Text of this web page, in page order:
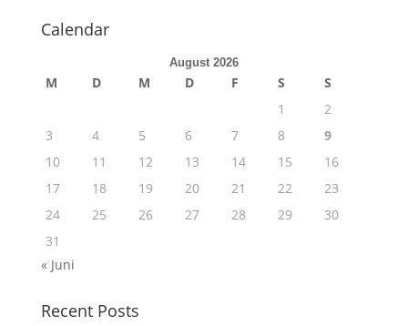
Calendar
August 2026
M D M D F S
S
1
2
3
4 5 6 7 8
9
10
11 12 13 14 15
16
17
18 19 20 21 22
23
24
25 26 27 28 29
30
31
« Juni
Recent Posts